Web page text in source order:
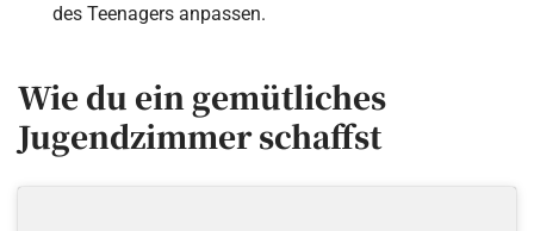
des Teenagers anpassen.
Wie du ein gemütliches
Jugendzimmer schaffst